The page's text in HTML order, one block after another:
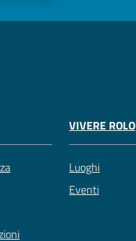
VIVERE ROLO
Luoghi
Eventi